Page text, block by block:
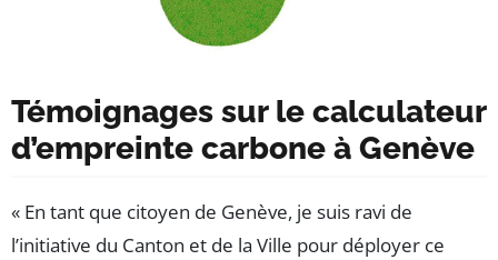
Témoignages sur le calculateur
d’empreinte carbone à Genève
« En tant que citoyen de Genève, je suis ravi de
l’initiative du Canton et de la Ville pour déployer ce